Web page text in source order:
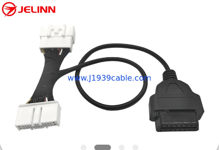
PRODUKTE
ÜBER
UNS
Fournisseur.
Copyright
©